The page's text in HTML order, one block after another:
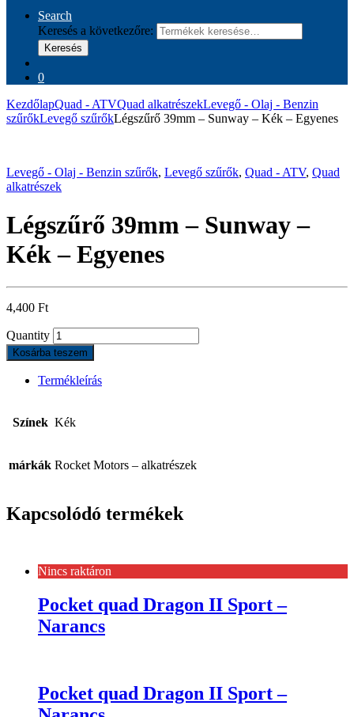
Search
Keresés a következőre:
Keresés
0
KezdőlapQuad - ATVQuad alkatrészekLevegő - Olaj - Benzin
szűrőkLevegő szűrőkLégszűrő 39mm – Sunway – Kék – Egyenes
Levegő - Olaj - Benzin szűrők, Levegő szűrők, Quad - ATV, Quad
alkatrészek
Légszűrő 39mm – Sunway –
Kék – Egyenes
4,400 Ft
Quantity
Kosárba teszem
Termékleírás
Színek Kék
márkák Rocket Motors – alkatrészek
Kapcsolódó termékek
Nincs raktáron
Pocket quad Dragon II Sport –
Narancs
Pocket quad Dragon II Sport –